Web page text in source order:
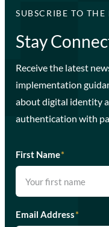
SUBSCRIBE TO
Stay
Receive the latest
implementation
about digital identity
authentication with
First Name*
Email Address*